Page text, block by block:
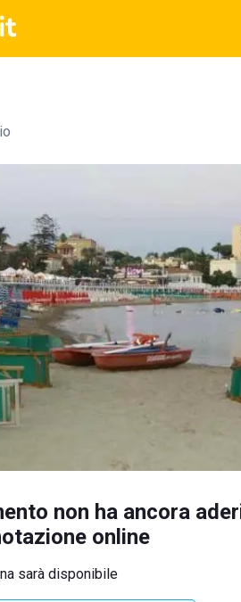
non ha ancora
online
sarà disponibile